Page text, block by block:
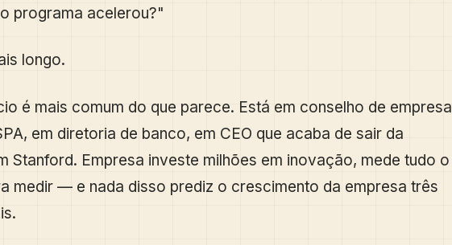
programa acelerou?"
longo.
é mais comum do que parece. Está em conselho de empresa
em diretoria de banco, em CEO que acaba de sair da
Stanford. Empresa investe milhões em inovação, mede tudo o
medir — e nada disso prediz o crescimento da empresa três